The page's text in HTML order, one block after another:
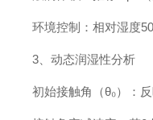
环境控制：相对湿度
3 动态润湿性分析
初始接触角（θ₀）：